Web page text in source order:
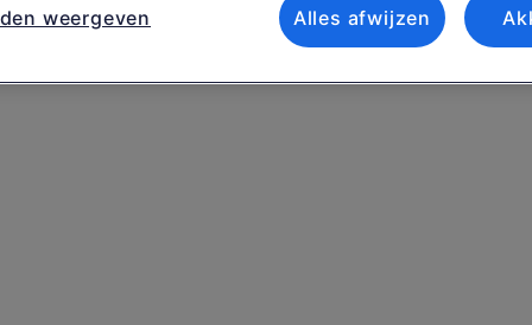
weergeven Alles afwijzen